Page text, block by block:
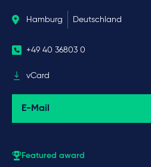
Hamburg Deutschland
+49 40 36803 0
vCard
E-Mail
Featured award